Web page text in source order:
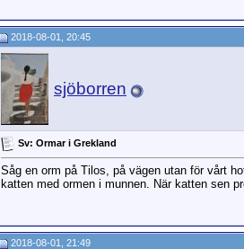
2018-08-01, 20:45
sjöborren
Sv: Ormar i Grekland
Såg en orm på Tilos, på vägen utan för vårt
katten med ormen i munnen. När katten sen
2018-08-01, 21:49